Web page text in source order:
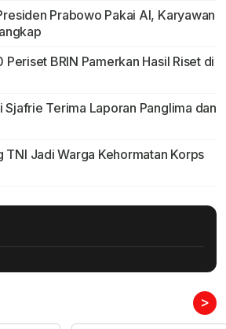
Prabowo Pakai AI, Karyawan
Periset BRIN Pamerkan Hasil Riset di
Terima Laporan Panglima dan
TNI Jadi Warga Kehormatan Korps
>